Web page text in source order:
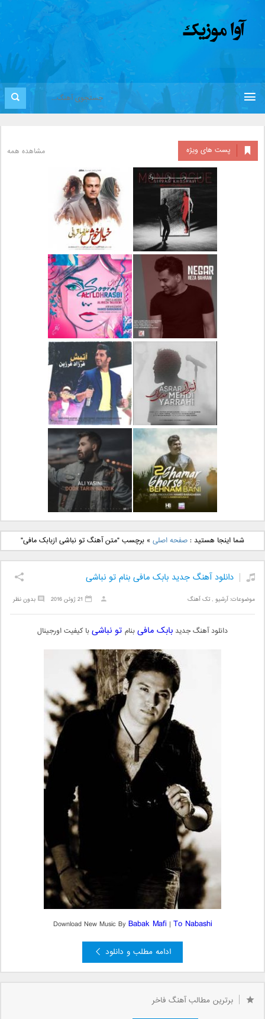
پست های ویژه مشاهده همه
دانلود آلبوم جدید سیروان
خسروی بنام مونولوگ
دانلود آهنگ جدید علیرضا
قربانی بنام خیال خوش
دانلود آهنگ جدید رضا
بهرام بنام نگار
دانلود آهنگ جدید علی
لهراسبی بنام صورت
دانلود آهنگ جدید مهدی
یراحی بنام اسرار
دانلود آهنگ جدید فرزاد
فرزین بنام آتیش
دانلود آهنگ جدید بهنام
بانی بنام قرص قمر 2
دانلود آهنگ جدید علی
یاسینی بنام دورترین نزدیک
شما اینجا هستید :صفحه اصلی »برچسب "متن آهنگ تو نباشی ازبابک مافی"
دانلود آهنگ جدید بابک مافی بنام تو نباشی
موضوعات:آرشیو ,تک آهنگ بدون نظر 21 ژوئن 2016
دانلود آهنگ جدید بابک مافیبنام تو نباشیبا کیفیت اورجینال
Download New Music ByBabak Mafi | To Nabashi
ادامه مطلب و دانلود
برترین مطالب آهنگ فاخر